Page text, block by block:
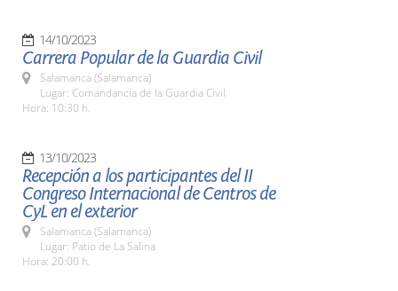
14/10/2023
Carrera Popular de la Guardia Civil
Salamanca (Salamanca)
Lugar: Comandancia de la Guardia Civil
Hora: 10:30 h.
13/10/2023
Recepción a los participantes del II
Congreso Internacional de Centros de
CyL en el exterior
Salamanca (Salamanca)
Lugar: Patio de La Salina
Hora: 20:00 h.